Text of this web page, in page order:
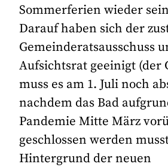
Sommerferien wieder
Darauf haben sich der
Gemeinderatsausschuss
Aufsichtsrat geeinigt (der
muss es am 1. Juli noch
nachdem das Bad
Pandemie Mitte März
geschlossen werden
Hintergrund der neuen